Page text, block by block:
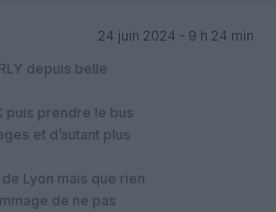
24 juin 2024 - 9 h 24 min
depuis belle
puis prendre le bus
et d’autant plus
Lyon mais que rien
de ne pas